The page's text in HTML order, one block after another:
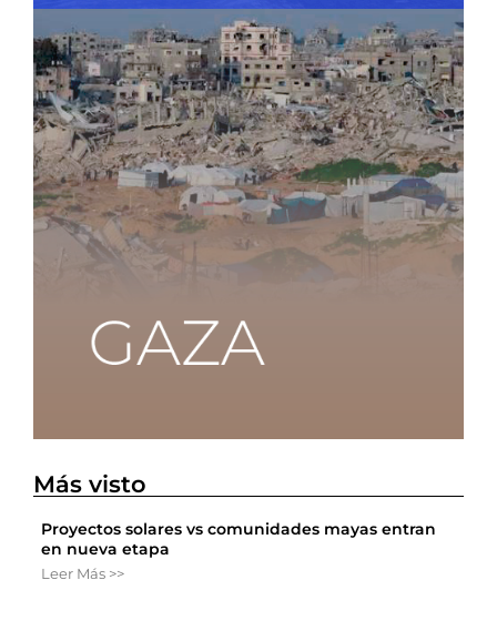
Más visto
Proyectos solares vs comunidades mayas entran
en nueva etapa
Leer Más >>